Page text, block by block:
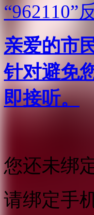
“962110”
亲爱的市
针对避免
即接听。
您还未绑
请绑定手